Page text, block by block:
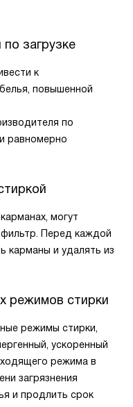
загрузке
к
повышенной
по
равномерно
могут
Перед каждой
карманы и удалять из
режимов стирки
режимы стирки,
ускоренный
режима в
загрязнения
и продлить срок